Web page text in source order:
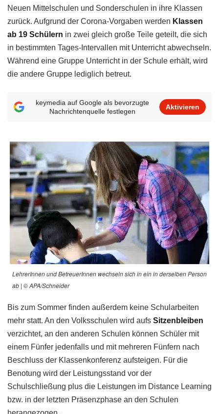
Neuen Mittelschulen und Sonderschulen in ihre Klassen
zurück. Aufgrund der Corona-Vorgaben werden Klassen
ab 19 Schülern in zwei gleich große Teile geteilt, die sich
in bestimmten Tages-Intervallen mit Unterricht abwechseln.
Während eine Gruppe Unterricht in der Schule erhält, wird
die andere Gruppe lediglich betreut.
keymedia auf Google als bevorzugte
Nachrichtenquelle festlegen
Aktivieren
LehrerInnen und BetreuerInnen wechseln sich in ein in derselben Person
ab | © APA/Schneider
Bis zum Sommer finden außerdem keine Schularbeiten
mehr statt. An den Volksschulen wird aufs Sitzenbleiben
verzichtet, an den anderen Schulen können Schüler mit
einem Fünfer jedenfalls und mit mehreren Fünfern nach
Beschluss der Klassenkonferenz aufsteigen. Für die
Benotung wird der Leistungsstand vor der
Schulschließung plus die Leistungen im Distance Learning
bzw. in der letzten Präsenzphase an den Schulen